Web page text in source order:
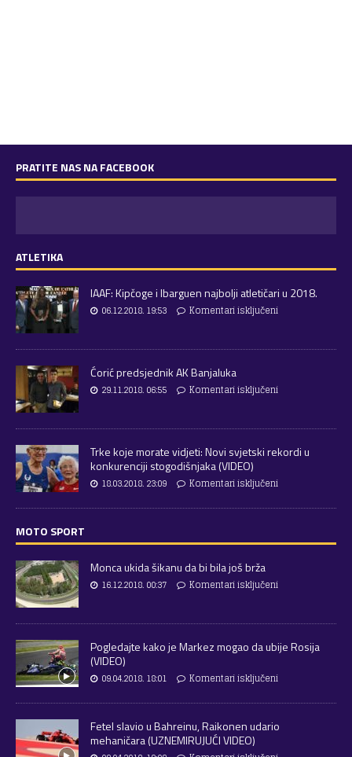
PRATITE NAS NA FACEBOOK
ATLETIKA
IAAF: Kipčoge i Ibarguen najbolji atletičari u 2018.
06.12.2018. 19:53 Komentari isključeni
Ćorić predsjednik AK Banjaluka
29.11.2018. 06:55 Komentari isključeni
Trke koje morate vidjeti: Novi svjetski rekordi u
konkurenciji stogodišnjaka (VIDEO)
18.03.2018. 23:09 Komentari isključeni
MOTO SPORT
Monca ukida šikanu da bi bila još brža
16.12.2018. 00:37 Komentari isključeni
Pogledajte kako je Markez mogao da ubije Rosija
(VIDEO)
09.04.2018. 18:01 Komentari isključeni
Fetel slavio u Bahreinu, Raikonen udario
mehaničara (UZNEMIRUJUĆI VIDEO)